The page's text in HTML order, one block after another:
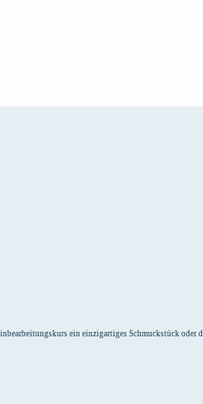
ein einzigartiges Schmuckstück oder